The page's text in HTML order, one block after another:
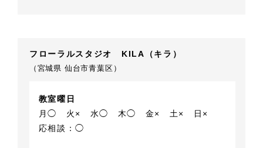
フローラルスタジオ KILA（キラ）
（宮城県 仙台市青葉区）
教室曜日
月◯
火× 水◯ 木◯ 金× 土×
日×
応相談：◯